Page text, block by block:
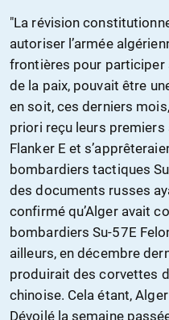
"La révision
autoriser l’armée
frontières pour participer
de la paix, pouvait être
en soit, ces derniers
priori reçu leurs
Flanker E et
bombardiers tactiques
des documents russes
confirmé qu’Alger avait
bombardiers Su-57E
ailleurs, en décembre
produirait des corvettes
chinoise. Cela étant,
Dévoilé la semaine